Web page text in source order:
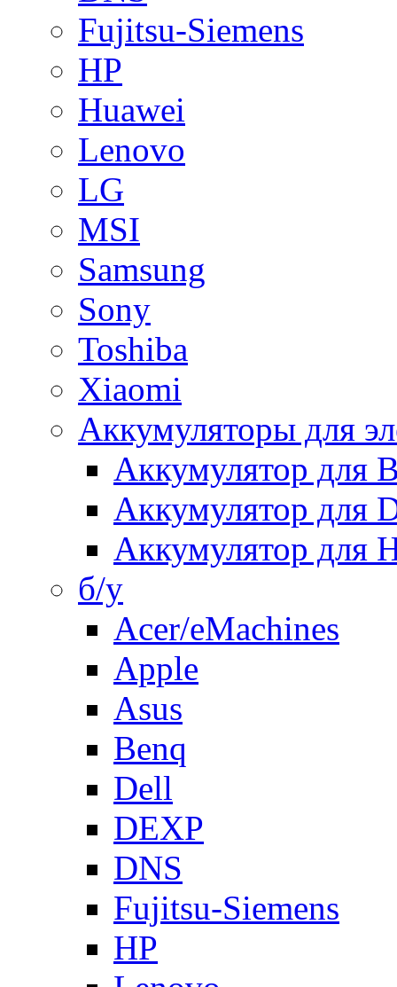
Fujitsu-Siemens
HP
Huawei
Lenovo
LG
MSI
Samsung
Sony
Toshiba
Xiaomi
Аккумуляторы для
Аккумулятор для
Аккумулятор для
Аккумулятор для
б/у
Acer/eMachines
Apple
Asus
Benq
Dell
DEXP
DNS
Fujitsu-Siemens
HP